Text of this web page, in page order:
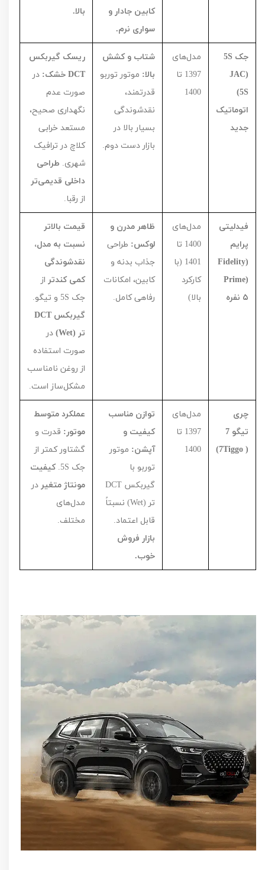
کابین جادار و
سواری نرم.
بالا.
جک S
5
(
JAC
S
5)
اتوماتیک
جدید
مدل‌های
1397 تا
1400
شتاب و کشش
بالا: موتور توربو
قدرتمند،
نقدشوندگی
بسیار بالا در
بازار دست دوم.
ریسک گیربکس
DCT خشک: در
صورت عدم
نگهداری صحیح،
مستعد خرابی
کلاچ در ترافیک
شهری. طراحی
داخلی قدیمی‌تر
از رقبا.
فیدلیتی
پرایم
(
Fidelity
Prime)
۵ نفره
مدل‌های
1400 تا
1401 (با
کارکرد
بالا)
ظاهر مدرن و
لوکس: طراحی
جذاب بدنه و
کابین، امکانات
رفاهی کامل.
قیمت بالاتر
نسبت به مدل،
نقدشوندگی
کمی کندتر از
جک S
5 و تیگو.
گیربکس DCT
تر (Wet
) در
صورت استفاده
از روغن نامناسب
مشکل‌ساز است.
چری
تیگو 7
(
Tiggo
7)
مدل‌های
1397 تا
1400
توازن مناسب
کیفیت و
آپشن: موتور
توربو با
گیربکس DCT
تر (Wet) نسبتاً
قابل اعتماد.
بازار فروش
خوب.
عملکرد متوسط
موتور: قدرت و
گشتاور کمتر از
جک S
5
.کیفیت
مونتاژ متغیر در
مدل‌های
مختلف.